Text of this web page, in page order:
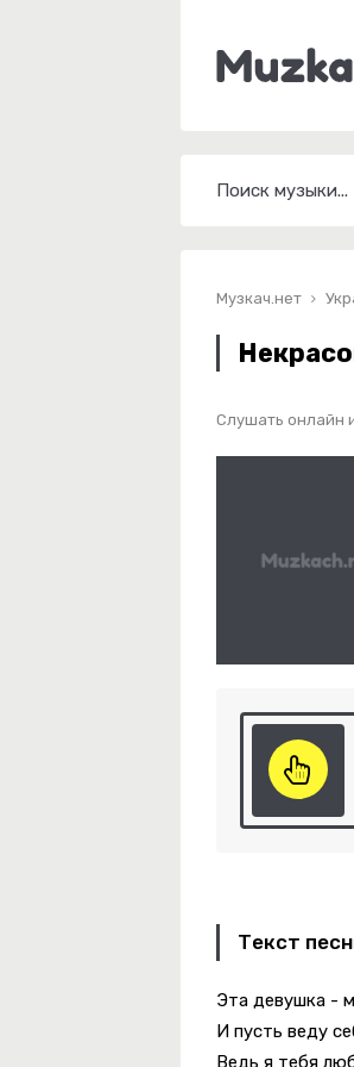
Музкач.нет
Слушать онлайн
Текст
Эта девушка -
И пусть веду
Ведь я тебя